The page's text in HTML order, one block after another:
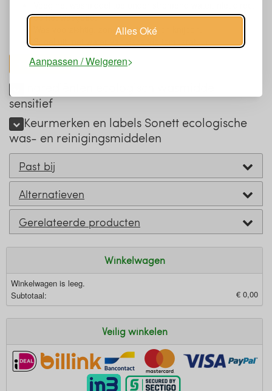
Alles Oké
Aanpassen / Weigeren
op het wasgoed.
Was voorzichtig, zonder wringen en knijpen.
Spoel uit met water van dezelfde temperatuur.
toon alles
sensitief
Keurmerken en labels Sonett ecologische
was- en reinigingsmiddelen
Past bij
Alternatieven
Gerelateerde producten
Winkelwagen
Winkelwagen is leeg.
Subtotaal:
€ 0,00
Veilig winkelen